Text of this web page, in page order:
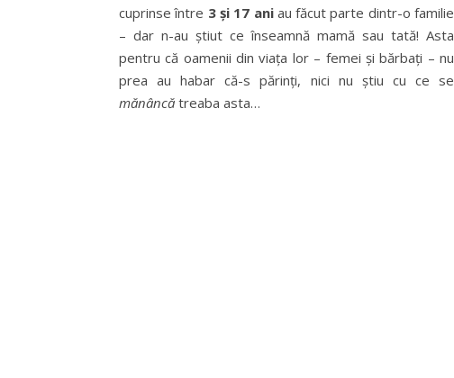
cuprinse între 3 şi 17 aniau făcut parte dintr-o familie
– dar n-au ştiut ce înseamnă mamă sau tată! Asta
pentru că oamenii din viaţa lor – femei şi bărbaţi – nu
prea au habar că-s părinţi, nici nu ştiu cu ce se
mănâncă treaba asta…